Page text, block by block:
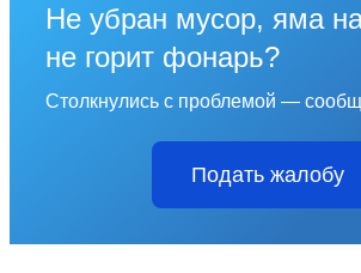
Не убран мусор, яма
не горит фонарь?
Столкнулись с проблемой —
Подать жалобу